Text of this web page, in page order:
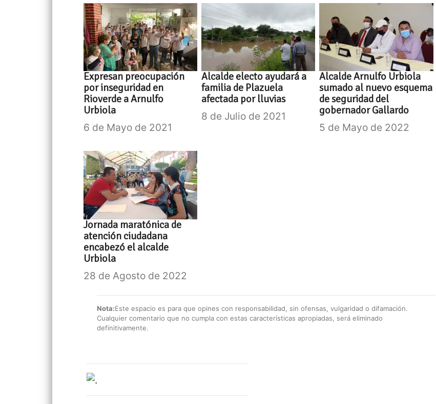
Expresan preocupación
por inseguridad en
Rioverde a Arnulfo
Urbiola
6 de Mayo de 2021
Alcalde electo ayudará a
familia de Plazuela
afectada por lluvias
8 de Julio de 2021
Alcalde Arnulfo Urbiola
sumado al nuevo esquema
de seguridad del
gobernador Gallardo
5 de Mayo de 2022
Jornada maratónica de
atención ciudadana
encabezó el alcalde
Urbiola
28 de Agosto de 2022
Nota:Este espacio es para que opines con responsabilidad, sin ofensas, vulgaridad o difamación.
Cualquier comentario que no cumpla con estas características apropiadas, será eliminado
definitivamente.